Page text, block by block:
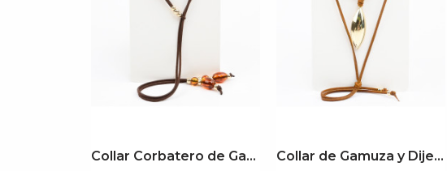
Collar Corbatero de Gamuza
Collar de Gamuza y Dije Metalico